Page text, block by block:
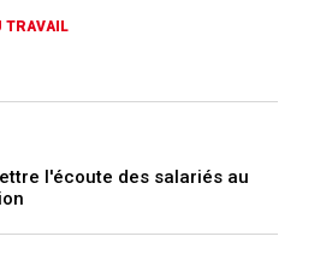
TRAVAIL
l'écoute des salariés au